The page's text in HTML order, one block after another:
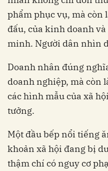
phẩm phục vụ, mà còn
đấu, của kinh doanh
minh. Người dân nhìn
Doanh nhân đúng
doanh nghiệp, mà còn
các hình mẫu của xã
tưởng.
Một đầu bếp nổi tiếng
khoản xã hội đang bị
thậm chí có nguy cơ